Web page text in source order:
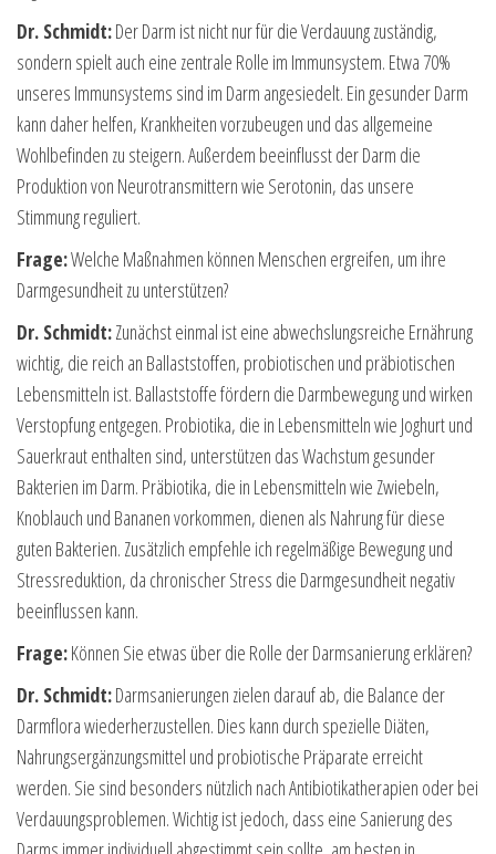
Dr. Schmidt:Der Darm ist nicht nur für die Verdauung zuständig,
sondern spielt auch eine zentrale Rolle im Immunsystem. Etwa 70%
unseres Immunsystems sind im Darm angesiedelt. Ein gesunder Darm
kann daher helfen, Krankheiten vorzubeugen und das allgemeine
Wohlbefinden zu steigern. Außerdem beeinflusst der Darm die
Produktion von Neurotransmittern wie Serotonin, das unsere
Stimmung reguliert.
Frage:Welche Maßnahmen können Menschen ergreifen, um ihre
Darmgesundheit zu unterstützen?
Dr. Schmidt:Zunächst einmal ist eine abwechslungsreiche Ernährung
wichtig, die reich an Ballaststoffen, probiotischen und präbiotischen
Lebensmitteln ist. Ballaststoffe fördern die Darmbewegung und wirken
Verstopfung entgegen. Probiotika, die in Lebensmitteln wie Joghurt und
Sauerkraut enthalten sind, unterstützen das Wachstum gesunder
Bakterien im Darm. Präbiotika, die in Lebensmitteln wie Zwiebeln,
Knoblauch und Bananen vorkommen, dienen als Nahrung für diese
guten Bakterien. Zusätzlich empfehle ich regelmäßige Bewegung und
Stressreduktion, da chronischer Stress die Darmgesundheit negativ
beeinflussen kann.
Frage:Können Sie etwas über die Rolle der Darmsanierung erklären?
Dr. Schmidt:Darmsanierungen zielen darauf ab, die Balance der
Darmflora wiederherzustellen. Dies kann durch spezielle Diäten,
Nahrungsergänzungsmittel und probiotische Präparate erreicht
werden. Sie sind besonders nützlich nach Antibiotikatherapien oder bei
Verdauungsproblemen. Wichtig ist jedoch, dass eine Sanierung des